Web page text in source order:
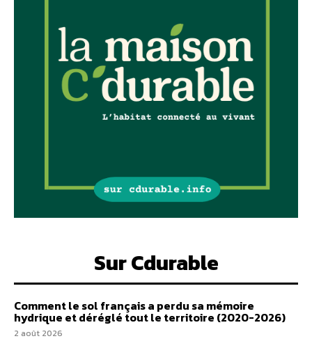
Sur Cdurable
Comment le sol français a perdu sa mémoire
hydrique et déréglé tout le territoire (2020-2026)
2 août 2026